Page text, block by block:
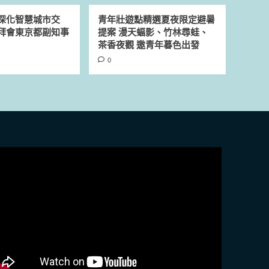
化智慧城市交
東京都副知事
青年壯遊點精選夏夜限定避暑
提案 漫天蝠影、竹林尋蛙、
茶香夜觀 邀青年暮色出發
0